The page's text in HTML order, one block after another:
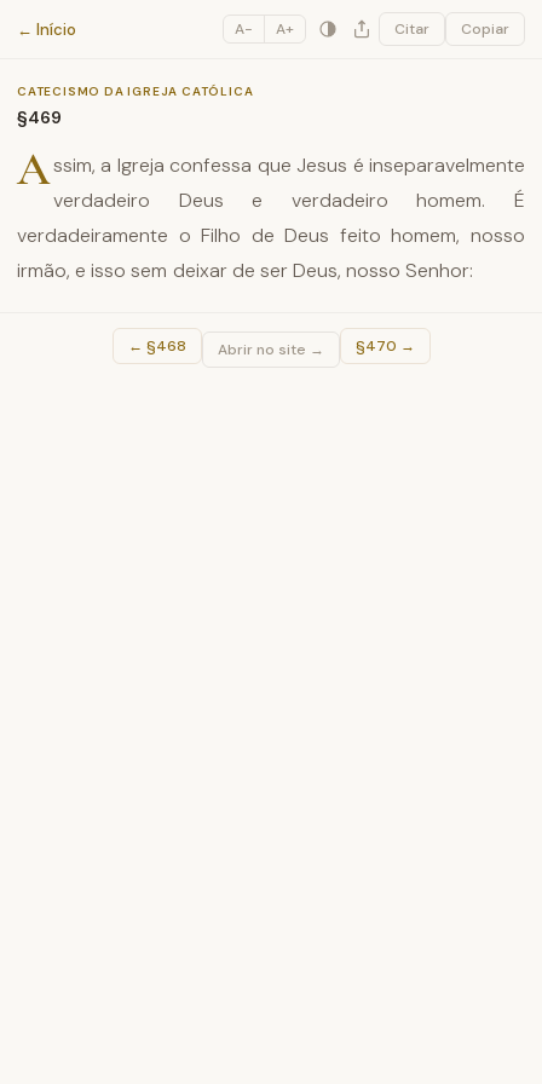
Catecismo da Igreja Católica
← Início A− A+ Citar Copiar
CATECISMO DA IGREJA CATÓLICA
§469
Assim, a Igreja confessa que Jesus é inseparavelmente
verdadeiro Deus e verdadeiro homem. É
verdadeiramente o Filho de Deus feito homem, nosso
irmão, e isso sem deixar de ser Deus, nosso Senhor:
← §468 Abrir no site → §470 →